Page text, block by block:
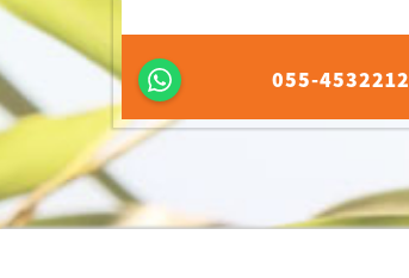
055-4532212